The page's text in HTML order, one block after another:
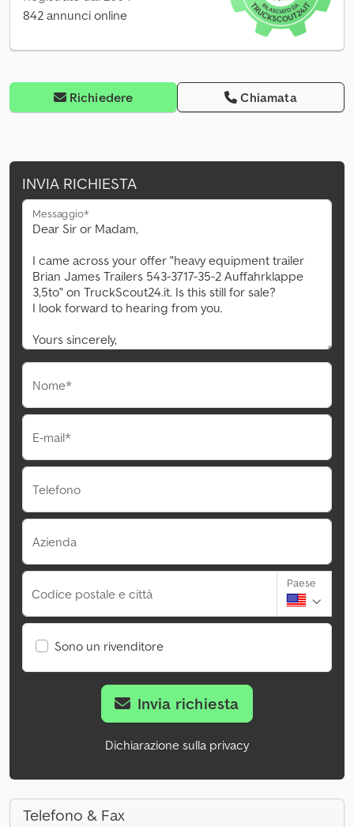
842 annunci online
Richiedere Chiamata
INVIA RICHIESTA
Messaggio*
Nome*
E-mail*
Telefono
Azienda
Codice postale e città
Paese
Sono un rivenditore
Invia richiesta
Dichiarazione sulla privacy
Telefono & Fax